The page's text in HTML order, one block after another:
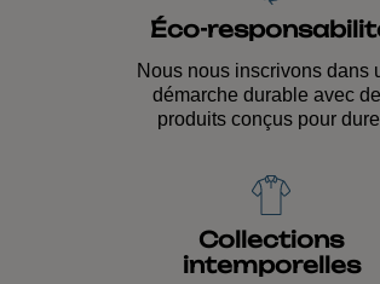
Éco-
Nous nous inscrivons dans
démarche durable avec
produits conçus pour
Collections
intemporelles